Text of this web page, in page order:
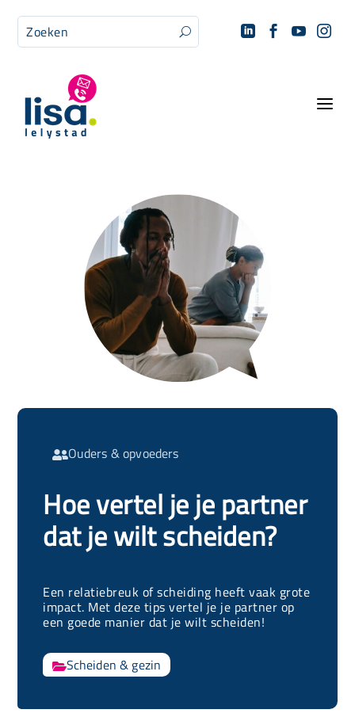
U    
a
Ouders & opvoeders
Hoe vertel je je partner
dat je wilt scheiden?
Een relatiebreuk of scheiding heeft vaak grote
impact. Met deze tips vertel je je partner op
een goede manier dat je wilt scheiden!
Scheiden & gezin